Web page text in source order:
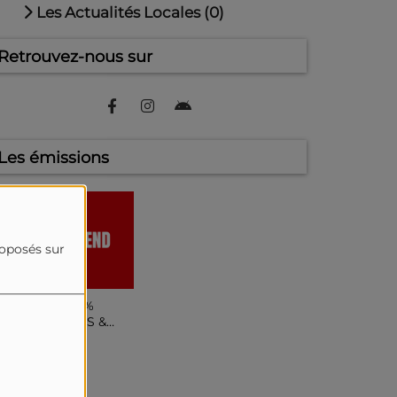
sur
Les Actualités Locales (0)
Retrouvez-nous sur
Les émissions
END 100%
INFOS &